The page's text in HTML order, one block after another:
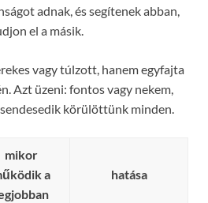
adnak, és segítenek abban,
el a másik.
vagy túlzott, hanem egyfajta
Azt üzeni: fontos vagy nekem,
körülöttünk minden.
mikor
a
hatása